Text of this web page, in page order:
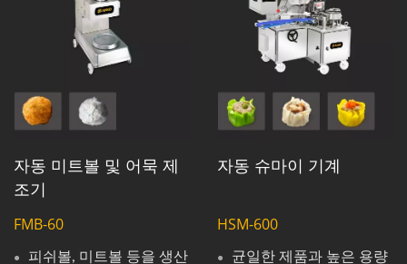
자동 미트볼 및 어묵 제
조기
FMB-60
피쉬볼, 미트볼 등을 생산
자동 슈마이 기계
HSM-600
균일한 제품과 높은 용량